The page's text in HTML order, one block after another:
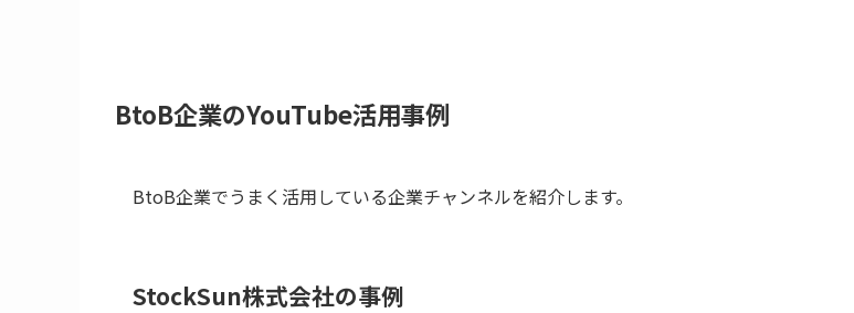
BtoB企業のYouTube活用事例
BtoB企業でうまく活用している企業チャンネルを紹介します。
StockSun株式会社の事例